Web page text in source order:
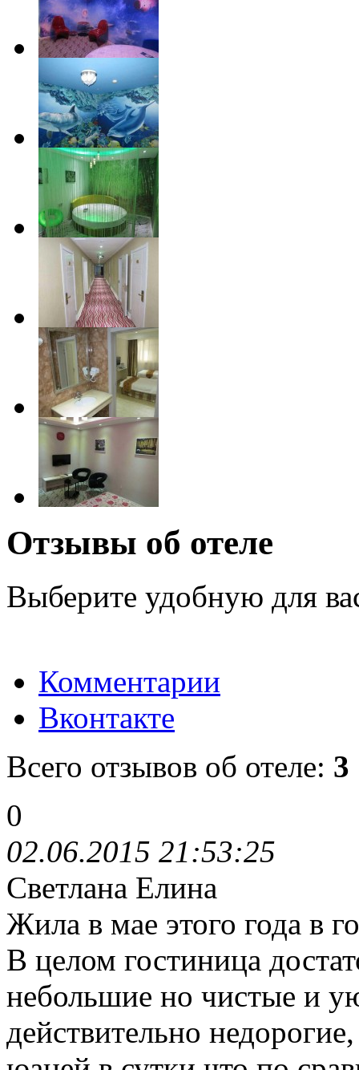
Отзывы об отеле
Выберите удобную для
Комментарии
Вконтакте
Всего отзывов об отеле: 3
0
02.06.2015 21:53:25
Светлана Елина
Жила в мае этого года в
В целом гостиница
небольшие но чистые и
действительно